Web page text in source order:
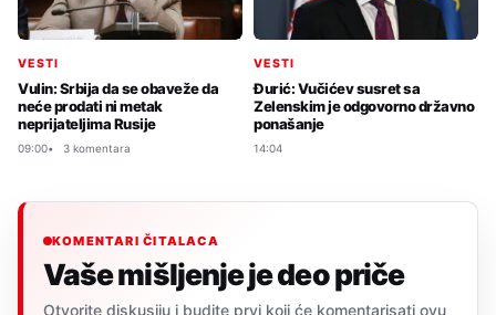
VESTI
Vulin: Srbija da se obaveže da
neće prodati ni metak
neprijateljima Rusije
09:00 3 komentara
VESTI
Đurić: Vučićev susret sa
Zelenskim je odgovorno državno
ponašanje
14:04
KOMENTARI ČITALACA
Vaše mišljenje je deo priče
Otvorite diskusiju i budite prvi koji će komentarisati ovu